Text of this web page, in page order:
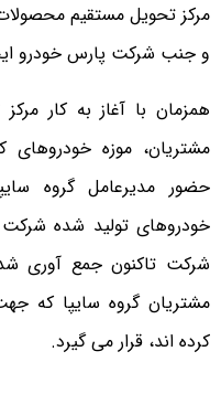
و جنب شرکت پارس خودرو
همزمان با آغاز به کار
مشتریان، موزه
حضور مدیرعامل گروه
خودروهای تولید شده
شرکت تاکنون جمع آوری
مشتریان گروه سایپا که
کرده اند، قرار می گیرد.